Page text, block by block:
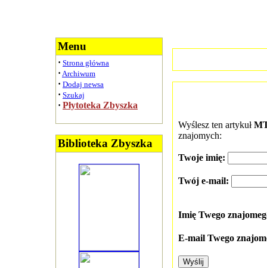
Menu
· Strona główna
· Archiwum
· Dodaj newsa
· Szukaj
· Płytoteka Zbyszka
Biblioteka Zbyszka
Wyślesz ten artykuł
znajomych:
Twoje imię:
Twój e-mail:
Imię Twego
E-mail Twego